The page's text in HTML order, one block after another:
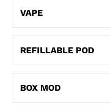
VAPE
REFILLABLE POD
BOX MOD